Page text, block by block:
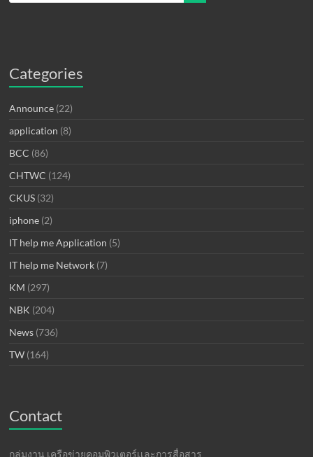
Categories
Announce (22)
application (8)
BCC (86)
CHTWC (124)
CKUS (32)
iphone (2)
IT help me Application (5)
IT help me Network (7)
KM (297)
NBK (204)
News (736)
TW (164)
Contact
กลุ่มงาน เครือข่ายคอมพิวเตอร์เเละการสื่อสาร